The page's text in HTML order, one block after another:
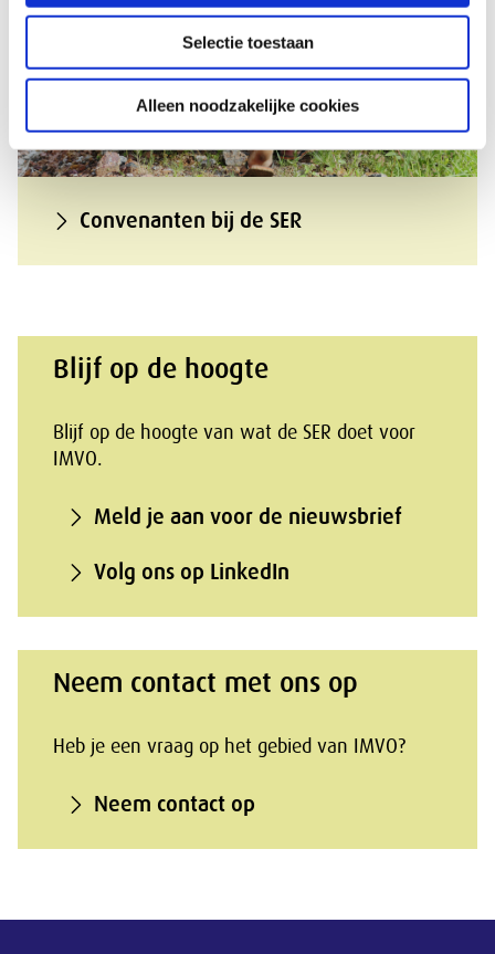
Selectie toestaan
Alleen noodzakelijke cookies
Convenanten bij de SER
Blijf op de hoogte
Blijf op de hoogte van wat de SER doet voor
IMVO.
Meld je aan voor de nieuwsbrief
Volg ons op LinkedIn
Neem contact met ons op
Heb je een vraag op het gebied van IMVO?
Neem contact op